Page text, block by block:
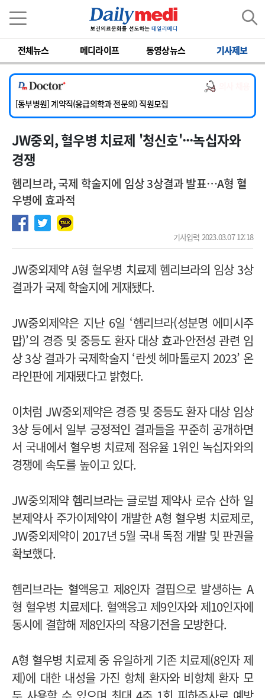
전체뉴스 메디라이프 동영상뉴스 기사제보
[서울아산병원] 2026년 하반기 인턴 모집
[영남대학교의료원] 마취통증의학과 임기제 임상의사 채용
[충남대학교병원] 소아청소년과(소아응급전담) 계약직 의사 공개채용
[동부병원] 계약직(응급의학과 전문의) 직원모집
[이대목동병원] 하반기 전공의(레지던트1년차) 모집
[서울아산병원] 2026년 하반기 인턴 모집
[영남대학교의료원] 마취통증의학과 임기제 임상의사 채용
JW중외, 혈우병 치료제 '청신호'···녹십자와
경쟁
헴리브라, 국제 학술지에 임상 3상결과 발표…A형 혈
우병에 효과적
기사입력 2023.03.07 12:18
JW중외제약 A형 혈우병 치료제 헴리브라의 임상 3상
결과가 국제 학술지에 게재됐다.
JW중외제약은 지난 6일 ‘헴리브라(성분명 에미시주
맙)’의 경증 및 중등도 환자 대상 효과·안전성 관련 임
상 3상 결과가 국제학술지 ‘란셋 헤마톨로지 2023’ 온
라인판에 게재됐다고 밝혔다.
이처럼 JW중외제약은 경증 및 중등도 환자 대상 임상
3상 등에서 일부 긍정적인 결과들을 꾸준히 공개하면
서 국내에서 혈우병 치료제 점유율 1위인 녹십자와의
경쟁에 속도를 높이고 있다.
JW중외제약 헴리브라는 글로벌 제약사 로슈 산하 일
본제약사 주가이제약이 개발한 A형 혈우병 치료제로,
JW중외제약이 2017년 5월 국내 독점 개발 및 판권을
확보했다.
헴리브라는 혈액응고 제8인자 결핍으로 발생하는 A
형 혈우병 치료제다. 혈액응고 제9인자와 제10인자에
동시에 결합해 제8인자의 작용기전을 모방한다.
A형 혈우병 치료제 중 유일하게 기존 치료제(8인자 제
제)에 대한 내성을 가진 항체 환자와 비항체 환자 모